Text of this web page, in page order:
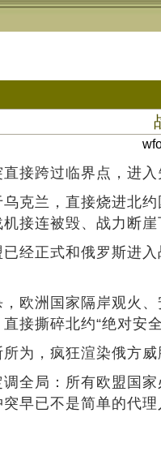
接跨过临界点，进入
克兰，直接烧进北
接连被毁、战力断崖
经正式和俄罗斯进
欧洲国家隔岸观火
接撕碎北约“绝对安全
为，疯狂渲染俄方
全局：所有欧盟国
早已不是简单的代